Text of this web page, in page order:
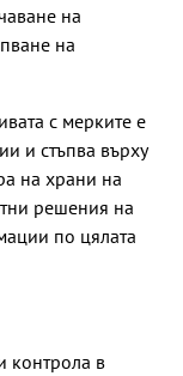
на
на
с мерките е
и стъпва върху
на храни на
решения на
по цялата
контрола в